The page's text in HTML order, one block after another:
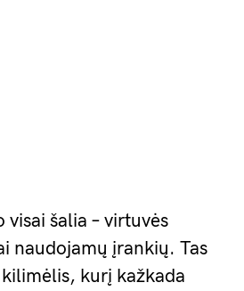
visai šalia – virtuvės
naudojamų įrankių. Tas
kurį kažkada